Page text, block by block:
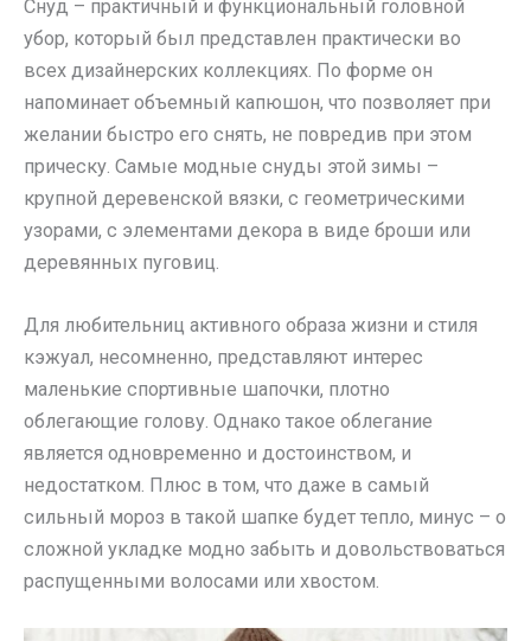
Снуд – практичный и функциональный головной
убор, который был представлен практически во
всех дизайнерских коллекциях. По форме он
напоминает объемный капюшон, что позволяет при
желании быстро его снять, не повредив при этом
прическу. Самые модные снуды этой зимы –
крупной деревенской вязки, с геометрическими
узорами, с элементами декора в виде броши или
деревянных пуговиц.
Для любительниц активного образа жизни и стиля
кэжуал, несомненно, представляют интерес
маленькие спортивные шапочки, плотно
облегающие голову. Однако такое облегание
является одновременно и достоинством, и
недостатком. Плюс в том, что даже в самый
сильный мороз в такой шапке будет тепло, минус – о
сложной укладке модно забыть и довольствоваться
распущенными волосами или хвостом.